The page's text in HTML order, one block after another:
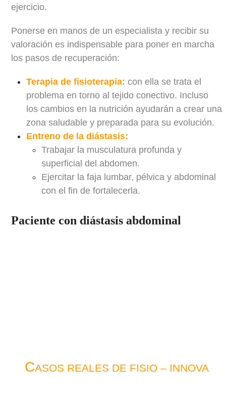
ejercicio.
Ponerse en manos de un especialista y recibir su
valoración es indispensable para poner en marcha
los pasos de recuperación:
Terapia de fisioterapia: con ella se trata el
problema en torno al tejido conectivo. Incluso
los cambios en la nutrición ayudarán a crear una
zona saludable y preparada para su evolución.
Entreno de la diástasis:
Trabajar la musculatura profunda y
superficial del abdomen.
Ejercitar la faja lumbar, pélvica y abdominal
con el fin de fortalecerla.
Paciente con diástasis abdominal
CASOS REALES DE FISIO – INNOVA